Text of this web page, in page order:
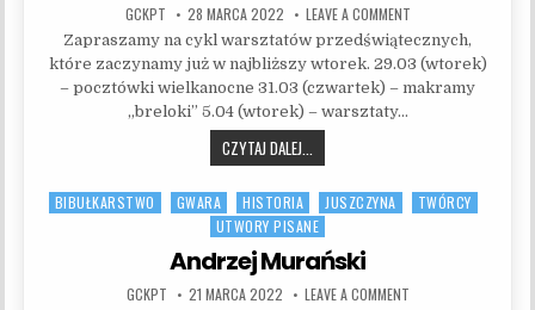
AUTHOR:
GCKPT PUBLISHED DATE:
28 MARCA 2022 LEAVE A COMMENTON WARSZTATY
Zapraszamy na cykl warsztatów przedświątecznych,
które zaczynamy już w najbliższy wtorek. 29.03 (wtorek)
– pocztówki wielkanocne 31.03 (czwartek) – makramy
„breloki” 5.04 (wtorek) – warsztaty…
CZYTAJ DALEJ...
Posted in
BIBUŁKARSTWO GWARA HISTORIA JUSZCZYNA
TWÓRCY
UTWORY PISANE
Andrzej Murański
AUTHOR:
GCKPT PUBLISHED DATE:
21 MARCA 2022 LEAVE A COMMENTON ANDRZEJ